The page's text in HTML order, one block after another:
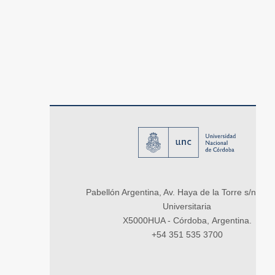
Pabellón Argentina, Av. Haya de la Torre s/n,
Universitaria
X5000HUA - Córdoba, Argentina.
+54 351 535 3700